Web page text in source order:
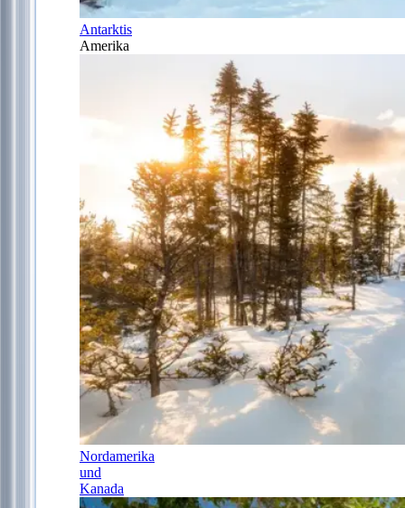
Antarktis
Amerika
Nordamerika
und
Kanada